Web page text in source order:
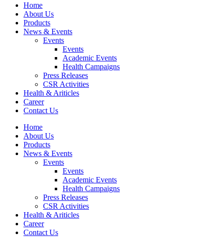
Home
About Us
Products
News & Events
Events
Events
Academic Events
Health Campaigns
Press Releases
CSR Activities
Health & Ariticles
Career
Contact Us
Home
About Us
Products
News & Events
Events
Events
Academic Events
Health Campaigns
Press Releases
CSR Activities
Health & Ariticles
Career
Contact Us